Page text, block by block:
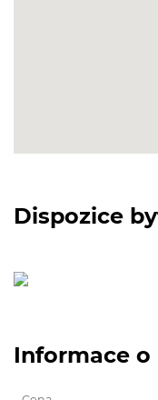
Dispozice
Informace o